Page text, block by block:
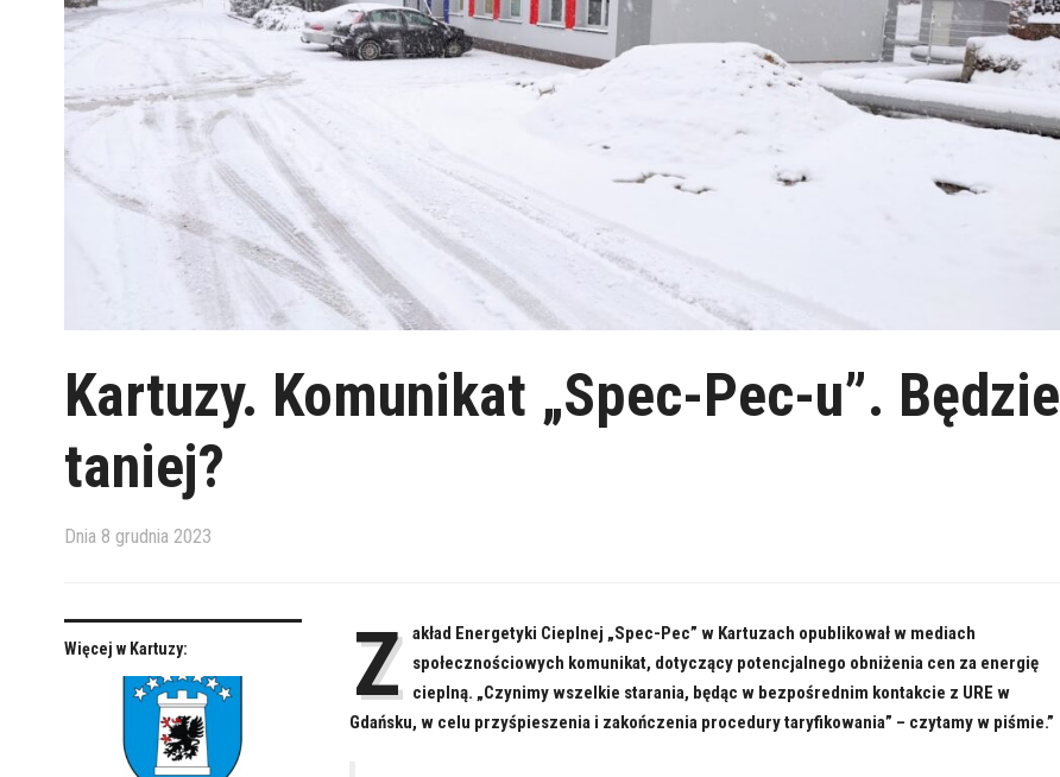
Kartuzy. Komunikat „Spec-Pec-u”. Będzie
taniej?
Dnia 8 grudnia 2023
Więcej w Kartuzy: Z akład Energetyki Cieplnej „Spec-Pec” w Kartuzach opublikował w mediach
społecznościowych komunikat, dotyczący potencjalnego obniżenia cen za energię
cieplną. „Czynimy wszelkie starania, będąc w bezpośrednim kontakcie z URE w
Gdańsku, w celu przyśpieszenia i zakończenia procedury taryfikowania” – czytamy w piśmie.”